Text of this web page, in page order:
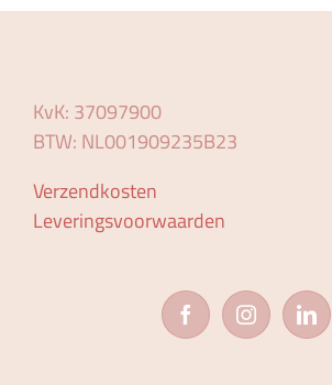
KvK: 37097900
BTW: NL001909235B23
Verzendkosten
Leveringsvoorwaarden